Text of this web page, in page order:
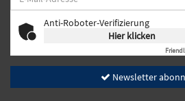
Anti-Roboter-Verifizierung
Hier klicken
Newsletter